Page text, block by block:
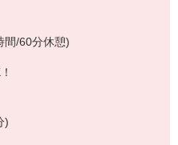
/60分休憩)
)